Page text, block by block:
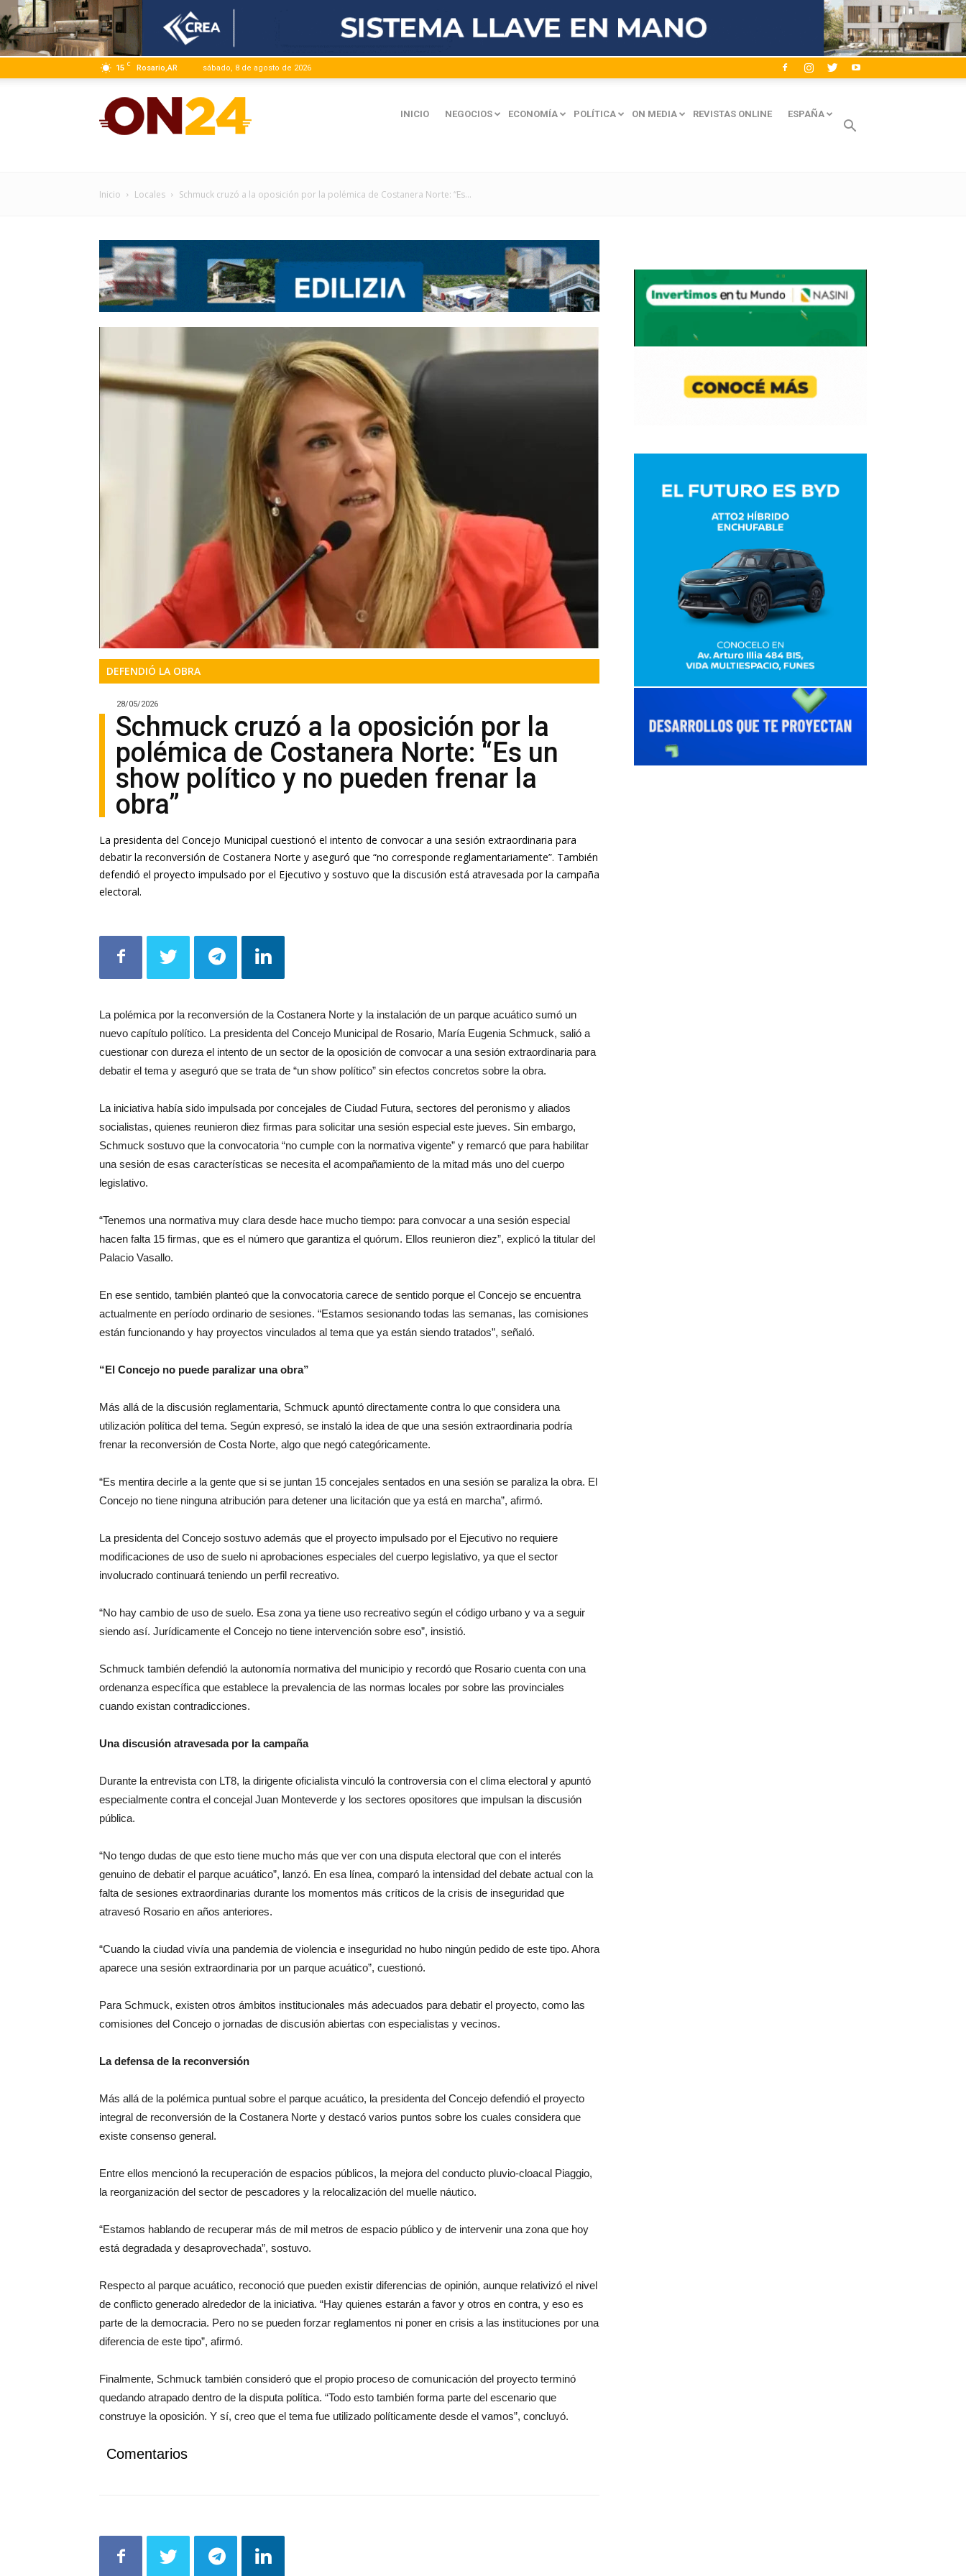
15 C Rosario,AR sábado, 8 de agosto de 2026
|
Precisa.
Periodismo
serio
INICIO NEGOCIOS ECONOMÍA POLÍTICA ON MEDIA REVISTAS ONLINE ESPAÑA
Inicio Locales Schmuck cruzó a la oposición por la polémica de Costanera Norte: “Es...
DEFENDIÓ LA OBRA
28/05/2026
Schmuck cruzó a la oposición por la
polémica de Costanera Norte: “Es un
show político y no pueden frenar la
obra”
La presidenta del Concejo Municipal cuestionó el intento de convocar a una sesión extraordinaria para
debatir la reconversión de Costanera Norte y aseguró que “no corresponde reglamentariamente”. También
defendió el proyecto impulsado por el Ejecutivo y sostuvo que la discusión está atravesada por la campaña
electoral.
La polémica por la reconversión de la Costanera Norte y la instalación de un parque acuático sumó un
nuevo capítulo político. La presidenta del Concejo Municipal de Rosario, María Eugenia Schmuck, salió a
cuestionar con dureza el intento de un sector de la oposición de convocar a una sesión extraordinaria para
debatir el tema y aseguró que se trata de “un show político” sin efectos concretos sobre la obra.
La iniciativa había sido impulsada por concejales de Ciudad Futura, sectores del peronismo y aliados
socialistas, quienes reunieron diez firmas para solicitar una sesión especial este jueves. Sin embargo,
Schmuck sostuvo que la convocatoria “no cumple con la normativa vigente” y remarcó que para habilitar
una sesión de esas características se necesita el acompañamiento de la mitad más uno del cuerpo
legislativo.
“Tenemos una normativa muy clara desde hace mucho tiempo: para convocar a una sesión especial
hacen falta 15 firmas, que es el número que garantiza el quórum. Ellos reunieron diez”, explicó la titular del
Palacio Vasallo.
En ese sentido, también planteó que la convocatoria carece de sentido porque el Concejo se encuentra
actualmente en período ordinario de sesiones. “Estamos sesionando todas las semanas, las comisiones
están funcionando y hay proyectos vinculados al tema que ya están siendo tratados”, señaló.
“El Concejo no puede paralizar una obra”
Más allá de la discusión reglamentaria, Schmuck apuntó directamente contra lo que considera una
utilización política del tema. Según expresó, se instaló la idea de que una sesión extraordinaria podría
frenar la reconversión de Costa Norte, algo que negó categóricamente.
“Es mentira decirle a la gente que si se juntan 15 concejales sentados en una sesión se paraliza la obra. El
Concejo no tiene ninguna atribución para detener una licitación que ya está en marcha”, afirmó.
La presidenta del Concejo sostuvo además que el proyecto impulsado por el Ejecutivo no requiere
modificaciones de uso de suelo ni aprobaciones especiales del cuerpo legislativo, ya que el sector
involucrado continuará teniendo un perfil recreativo.
“No hay cambio de uso de suelo. Esa zona ya tiene uso recreativo según el código urbano y va a seguir
siendo así. Jurídicamente el Concejo no tiene intervención sobre eso”, insistió.
Schmuck también defendió la autonomía normativa del municipio y recordó que Rosario cuenta con una
ordenanza específica que establece la prevalencia de las normas locales por sobre las provinciales
cuando existan contradicciones.
Una discusión atravesada por la campaña
Durante la entrevista con LT8, la dirigente oficialista vinculó la controversia con el clima electoral y apuntó
especialmente contra el concejal Juan Monteverde y los sectores opositores que impulsan la discusión
pública.
“No tengo dudas de que esto tiene mucho más que ver con una disputa electoral que con el interés
genuino de debatir el parque acuático”, lanzó. En esa línea, comparó la intensidad del debate actual con la
falta de sesiones extraordinarias durante los momentos más críticos de la crisis de inseguridad que
atravesó Rosario en años anteriores.
“Cuando la ciudad vivía una pandemia de violencia e inseguridad no hubo ningún pedido de este tipo. Ahora
aparece una sesión extraordinaria por un parque acuático”, cuestionó.
Para Schmuck, existen otros ámbitos institucionales más adecuados para debatir el proyecto, como las
comisiones del Concejo o jornadas de discusión abiertas con especialistas y vecinos.
La defensa de la reconversión
Más allá de la polémica puntual sobre el parque acuático, la presidenta del Concejo defendió el proyecto
integral de reconversión de la Costanera Norte y destacó varios puntos sobre los cuales considera que
existe consenso general.
Entre ellos mencionó la recuperación de espacios públicos, la mejora del conducto pluvio-cloacal Piaggio,
la reorganización del sector de pescadores y la relocalización del muelle náutico.
“Estamos hablando de recuperar más de mil metros de espacio público y de intervenir una zona que hoy
está degradada y desaprovechada”, sostuvo.
Respecto al parque acuático, reconoció que pueden existir diferencias de opinión, aunque relativizó el nivel
de conflicto generado alrededor de la iniciativa. “Hay quienes estarán a favor y otros en contra, y eso es
parte de la democracia. Pero no se pueden forzar reglamentos ni poner en crisis a las instituciones por una
diferencia de este tipo”, afirmó.
Finalmente, Schmuck también consideró que el propio proceso de comunicación del proyecto terminó
quedando atrapado dentro de la disputa política. “Todo esto también forma parte del escenario que
construye la oposición. Y sí, creo que el tema fue utilizado políticamente desde el vamos”, concluyó.
Comentarios